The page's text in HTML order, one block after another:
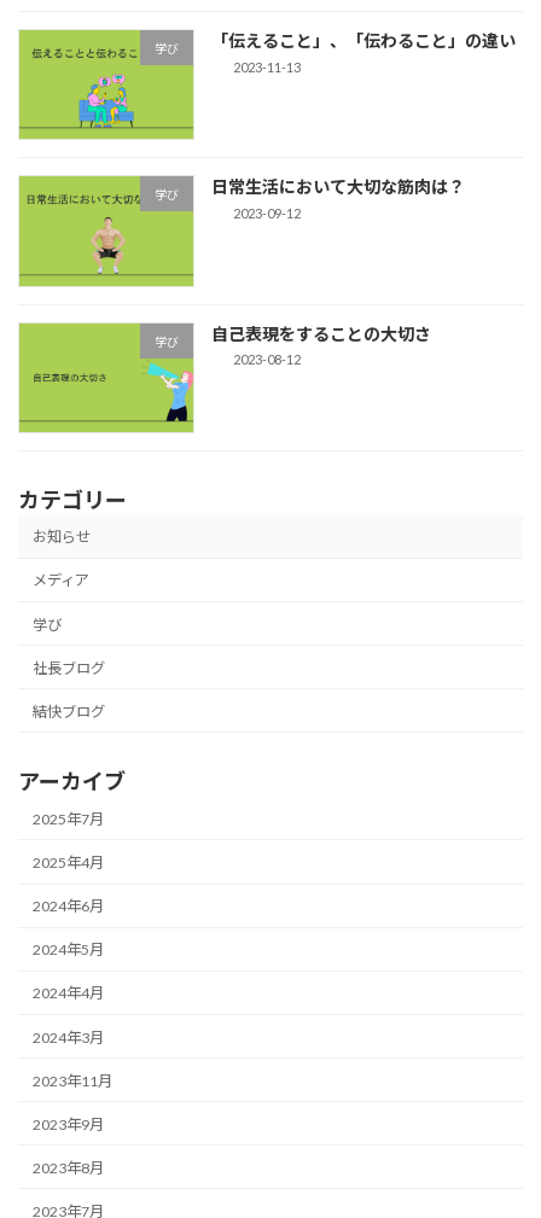
学び 「伝えること」、「伝わること」の違い
2023-11-13
学び 日常生活において大切な筋肉は？
2023-09-12
学び 自己表現をすることの大切さ
2023-08-12
カテゴリー
お知らせ
メディア
学び
社長ブログ
結快ブログ
アーカイブ
2025年7月
2025年4月
2024年6月
2024年5月
2024年4月
2024年3月
2023年11月
2023年9月
2023年8月
2023年7月